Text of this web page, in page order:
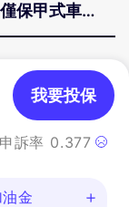
僅保甲式車體
險
申訴率 0.377
我要投保
金